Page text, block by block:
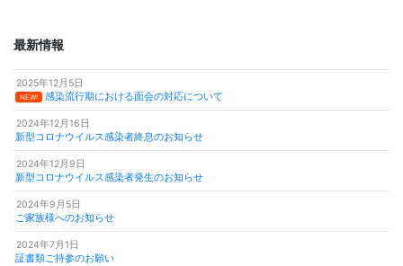
ビ
ゲ
ー
シ
ョ
ン
最新情報
2025年12月5日
NEW! 感染流行期における面会の対応について
2024年12月16日
新型コロナウイルス感染者終息のお知らせ
2024年12月9日
新型コロナウイルス感染者発生のお知らせ
2024年9月5日
ご家族様へのお知らせ
2024年7月1日
証書類ご持参のお願い